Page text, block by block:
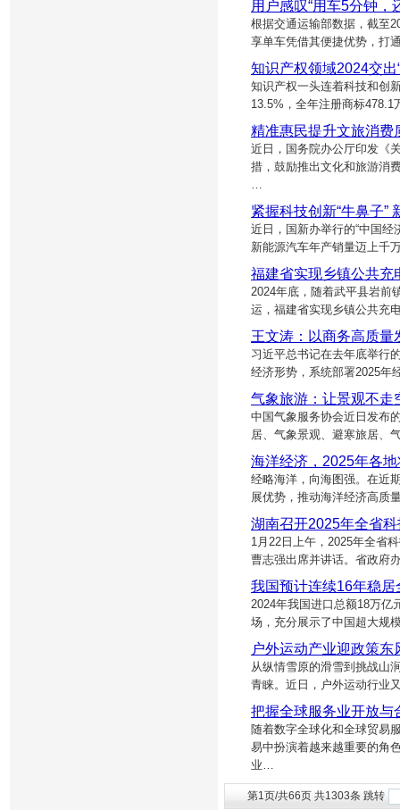
用户感叹“用车5分钟，
根据交通运输部数据，截至
享单车凭借其便捷优势，打
知识产权领域2024交出
知识产权一头连着科技和创
13.5%，全年注册商标
精准惠民提升文旅消费
近日，国务院办公厅印发《
措，鼓励推出文化和旅游消
…
紧握科技创新“牛鼻子”
近日，国新办举行的“中国
新能源汽车年产销量迈上千
福建省实现乡镇公共充
2024年底，随着武平县岩前
运，福建省实现乡镇公共充
王文涛：以商务高质量
习近平总书记在去年底举行
经济形势，系统部署2025年
气象旅游：让景观不走
中国气象服务协会近日发布
居、气象景观、避寒旅居、
海洋经济，2025年各
经略海洋，向海图强。在近
展优势，推动海洋经济高质
湖南召开2025年全省
1月22日上午，2025年全省
曹志强出席并讲话。省政府
我国预计连续16年稳
2024年我国进口总额18万亿
场，充分展示了中国超大规
户外运动产业迎政策
从纵情雪原的滑雪到挑战山
青睐。近日，户外运动行业
把握全球服务业开放与
随着数字全球化和全球贸易
易中扮演着越来越重要的角
业…
第1页/共66页 共1303条 跳转